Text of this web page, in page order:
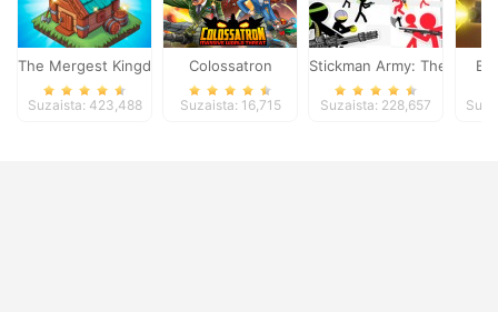
The Mergest Kingdom
Suzaista: 423,488
Colossatron
Suzaista: 16,715
Stickman Army: The
Suzaista: 228,657